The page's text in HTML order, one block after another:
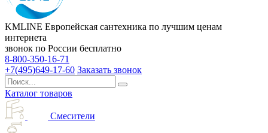
KMLINE Европейская сантехника по лучшим ценам
интернета
звонок по России бесплатно
8-800-350-16-71
+7(495)649-17-60 Заказать звонок
Каталог товаров
Смесители